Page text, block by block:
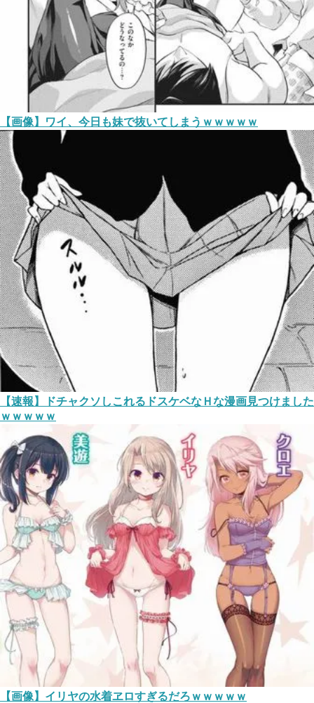
【画像】ワイ、今日も妹で抜いてしまうｗｗｗｗｗ
【速報】ドチャクソしこれるドスケベなＨな漫画見つけました
ｗｗｗｗｗ
【画像】イリヤの水着ヱロすぎるだろｗｗｗｗｗ